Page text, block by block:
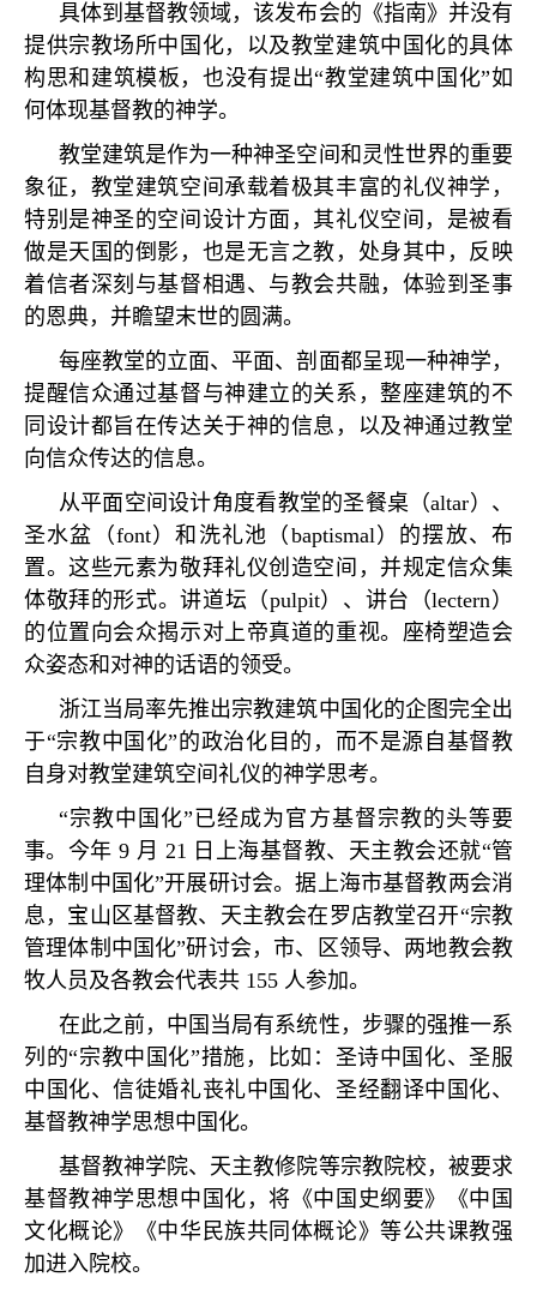
具体到基督教领域，该发布会的《指南》并没有
提供宗教场所中国化，以及教堂建筑中国化的具体
构思和建筑模板，也没有提出“教堂建筑中国化”如
何体现基督教的神学。
教堂建筑是作为一种神圣空间和灵性世界的重要
象征，教堂建筑空间承载着极其丰富的礼仪神学，
特别是神圣的空间设计方面，其礼仪空间，是被看
做是天国的倒影，也是无言之教，处身其中，反映
着信者深刻与基督相遇、与教会共融，体验到圣事
的恩典，并瞻望末世的圆满。
每座教堂的立面、平面、剖面都呈现一种神学，
提醒信众通过基督与神建立的关系，整座建筑的不
同设计都旨在传达关于神的信息，以及神通过教堂
向信众传达的信息。
从平面空间设计角度看教堂的圣餐桌（altar）、
圣水盆（font）和洗礼池（ baptismal）的摆放、布
置。这些元素为敬拜礼仪创造空间，并规定信众集
体敬拜的形式。讲道坛（pulpit）、讲台（lectern）
的位置向会众揭示对上帝真道的重视。座椅塑造会
众姿态和对神的话语的领受。
浙江当局率先推出宗教建筑中国化的企图完全出
于“宗教中国化” 的政治化目的，而不是源自基督教
自身对教堂建筑空间礼仪的神学思考。
“宗教中国化” 已经成为官方基督宗教的头等要
事。今年 9 月 21 日上海基督教、天主教会还就“管
理体制中国化”开展研讨会。据上海市基督教两会消
息，宝山区基督教、天主教会在罗店教堂召开“宗教
管理体制中国化”研讨会，市、区领导、两地教会教
牧人员及各教会代表共 155 人参加。
在此之前，中国当局有系统性，步骤的强推一系
列的“宗教中国化”措施，比如：圣诗中国化、圣服
中国化、信徒婚礼丧礼中国化、圣经翻译中国化、
基督教神学思想中国化。
基督教神学院、天主教修院等宗教院校，被要求
基督教神学思想中国化，将《中国史纲要》《中国
文化概论》《中华民族共同体概论》等公共课教强
加进入院校。